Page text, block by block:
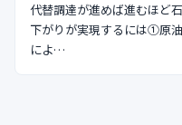
🇺🇸
代替調達が進めば進むほど
下がりが実現するには①原
によ…